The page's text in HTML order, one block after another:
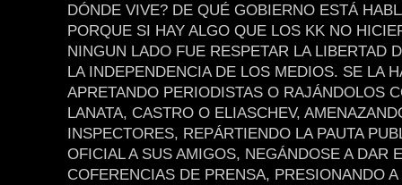
DÓNDE VIVE? DE QUÉ GOBIERNO ESTÁ
PORQUE SI HAY ALGO QUE LOS KK NO
NINGUN LADO FUE RESPETAR LA LIBERTAD
LA INDEPENDENCIA DE LOS MEDIOS. SE LA
APRETANDO PERIODISTAS O RAJÁNDOLOS
LANATA, CASTRO O ELIASCHEV,
INSPECTORES, REPÁRTIENDO LA PAUTA
OFICIAL A SUS AMIGOS, NEGÁNDOSE A DAR
COFERENCIAS DE PRENSA, PRESIONANDO A